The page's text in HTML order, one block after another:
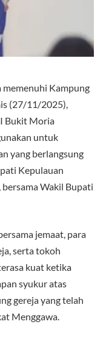
memenuhi Kampung
(27/11/2025),
Bukit Moria
untuk
yang berlangsung
Kepulauan
bersama Wakil Bupati
jemaat, para
serta tokoh
kuat ketika
syukur atas
gereja yang telah
Menggawa.